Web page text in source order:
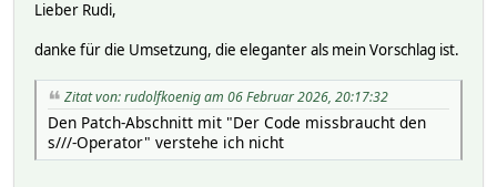
Lieber Rudi,
danke für die Umsetzung, die eleganter als mein Vorschlag ist.
Zitat von: rudolfkoenig am 06 Februar 2026, 20:17:32
Den Patch-Abschnitt mit "Der Code missbraucht den
s///-Operator" verstehe ich nicht